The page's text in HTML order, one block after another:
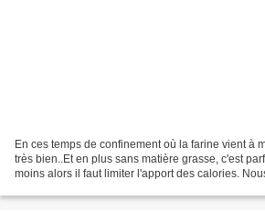
En ces temps de confinement où la farine vient à
très bien..Et en plus sans matière grasse, c'est
moins alors il faut limiter l'apport des calories.